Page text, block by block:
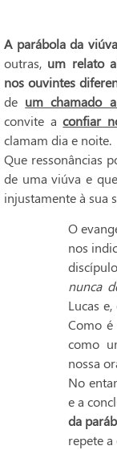
A parábola da
outras, um relato
nos ouvintes
de um chamado
convite aconfiar
clamam dia e noite.
Que ressonâncias
de uma viúva e
injustamente à sua
O
nos
nunca
Lucas
Como
como
nossa
No
e a
da
repete a